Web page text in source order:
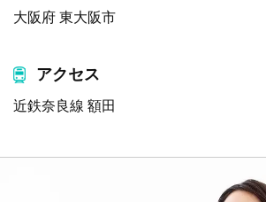
大阪府 東大阪市
アクセス
近鉄奈良線 額田